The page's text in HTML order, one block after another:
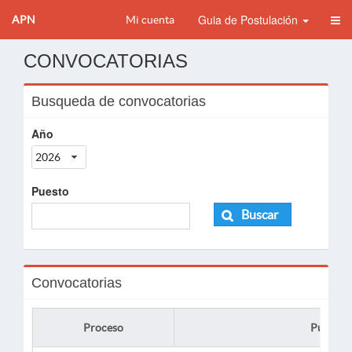
APN Mi cuenta Guia de Postulación
CONVOCATORIAS
Busqueda de convocatorias
Año
2026
Puesto
Buscar
Convocatorias
Proceso Puesto